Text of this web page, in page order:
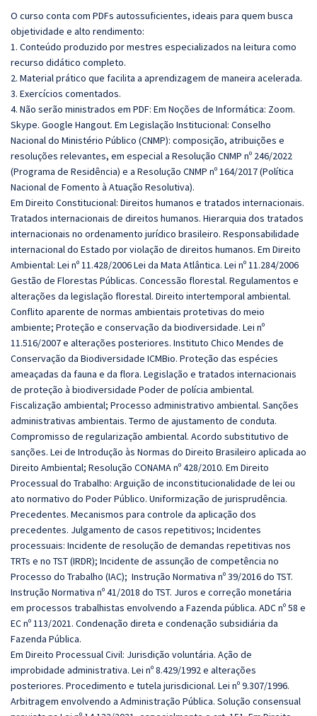
O curso conta com PDFs autossuficientes, ideais para quem busca
objetividade e alto rendimento:
1. Conteúdo produzido por mestres especializados na leitura como
recurso didático completo.
2. Material prático que facilita a aprendizagem de maneira acelerada.
3. Exercícios comentados.
4. Não serão ministrados em PDF: Em Noções de Informática: Zoom.
Skype. Google Hangout. Em Legislação Institucional: Conselho
Nacional do Ministério Público (CNMP): composição, atribuições e
resoluções relevantes, em especial a Resolução CNMP nº 246/2022
(Programa de Residência) e a Resolução CNMP nº 164/2017 (Política
Nacional de Fomento à Atuação Resolutiva).
Em Direito Constitucional: Direitos humanos e tratados internacionais.
Tratados internacionais de direitos humanos. Hierarquia dos tratados
internacionais no ordenamento jurídico brasileiro. Responsabilidade
internacional do Estado por violação de direitos humanos. Em Direito
Ambiental: Lei nº 11.428/2006 Lei da Mata Atlântica. Lei nº 11.284/2006
Gestão de Florestas Públicas. Concessão florestal. Regulamentos e
alterações da legislação florestal. Direito intertemporal ambiental.
Conflito aparente de normas ambientais protetivas do meio
ambiente; Proteção e conservação da biodiversidade. Lei nº
11.516/2007 e alterações posteriores. Instituto Chico Mendes de
Conservação da Biodiversidade ICMBio. Proteção das espécies
ameaçadas da fauna e da flora. Legislação e tratados internacionais
de proteção à biodiversidade Poder de polícia ambiental.
Fiscalização ambiental; Processo administrativo ambiental. Sanções
administrativas ambientais. Termo de ajustamento de conduta.
Compromisso de regularização ambiental. Acordo substitutivo de
sanções. Lei de Introdução às Normas do Direito Brasileiro aplicada ao
Direito Ambiental; Resolução CONAMA nº 428/2010. Em Direito
Processual do Trabalho: Arguição de inconstitucionalidade de lei ou
ato normativo do Poder Público. Uniformização de jurisprudência.
Precedentes. Mecanismos para controle da aplicação dos
precedentes. Julgamento de casos repetitivos; Incidentes
processuais: Incidente de resolução de demandas repetitivas nos
TRTs e no TST (IRDR); Incidente de assunção de competência no
Processo do Trabalho (IAC); Instrução Normativa nº 39/2016 do TST.
Instrução Normativa nº 41/2018 do TST. Juros e correção monetária
em processos trabalhistas envolvendo a Fazenda pública. ADC nº 58 e
EC nº 113/2021. Condenação direta e condenação subsidiária da
Fazenda Pública.
Em Direito Processual Civil: Jurisdição voluntária. Ação de
improbidade administrativa. Lei nº 8.429/1992 e alterações
posteriores. Procedimento e tutela jurisdicional. Lei nº 9.307/1996.
Arbitragem envolvendo a Administração Pública. Solução consensual